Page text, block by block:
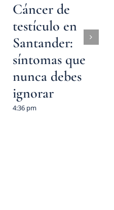
Cáncer de
testículo en
Santander:
síntomas que
nunca debes
ignorar
4:36 pm